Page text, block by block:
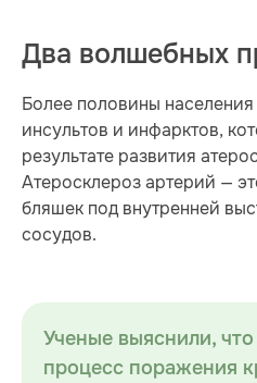
Два волшебных
Более половины
инсультов и инфарктов,
результате развития
Атеросклероз артерий —
бляшек под внутренней
сосудов.
Ученые выяснили,
процесс поражения